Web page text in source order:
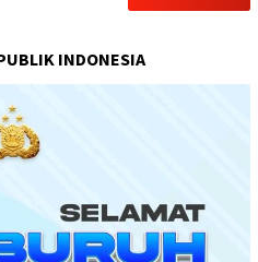
INDONESIA